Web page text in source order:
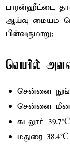
பாரன்ஹீட்டை
ஆய்வு மையம்
பின்வருமாறு;
வெயில்
சென்னை
சென்னை
கடலூர்
மதுரை